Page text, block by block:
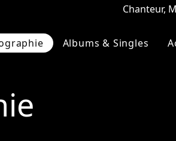
Chanteur,
Albums & Singles